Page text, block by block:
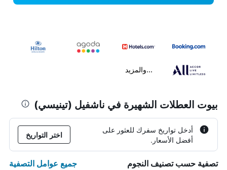
...والمزيد
بيوت العطلات الشهيرة في ناشفيل (تينيسي)
أدخل تواريخ سفرك للعثور على
أفضل الأسعار.
اختر التواريخ
تصفية حسب تصنيف النجوم جميع عوامل التصفية